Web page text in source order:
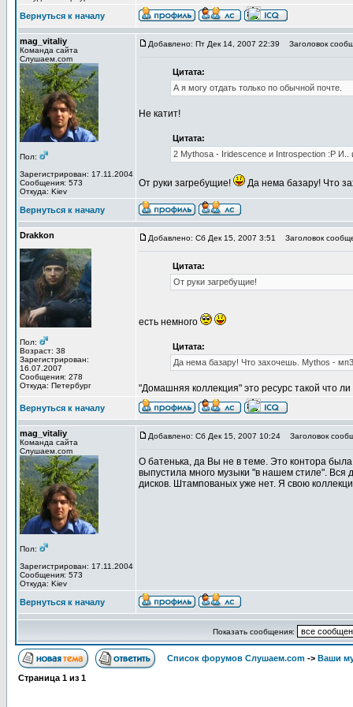
Вернуться к началу
mag_vitaliy
Команда сайта
Слушаем.com
Пол:
Зарегистрирован: 17.11.2004
Сообщения: 573
Откуда: Kiev
Добавлено: Пт Дек 14, 2007 22:39 Заголовок
Цитата:
А я могу отдать только по обычной почте.
Не катит!
Цитата:
2 Mythosа - Iridescence и Introspection :Р И..
От руки загребущие! Да нема базару! Что
Вернуться к началу
Drakkon
Пол:
Возраст: 38
Зарегистрирован:
16.07.2007
Сообщения: 278
Откуда: Петербург
Добавлено: Сб Дек 15, 2007 3:51 Заголовок
Цитата:
От руки загребущие!
есть немного
Цитата:
Да нема базару! Что захочешь. Mythos -
"Домашняя коллекция" это ресурс такой что
Вернуться к началу
mag_vitaliy
Команда сайта
Слушаем.com
Пол:
Зарегистрирован: 17.11.2004
Сообщения: 573
Откуда: Kiev
Добавлено: Сб Дек 15, 2007 10:24 Заголовок
О батенька, да Вы не в теме. Это контора
выпустила много музыки "в нашем стиле".
дисков. Штампованых уже нет. Я свою
Вернуться к началу
Показать сообщения:
Список форумов Слушаем.com -> Ваши
Страница 1 из 1